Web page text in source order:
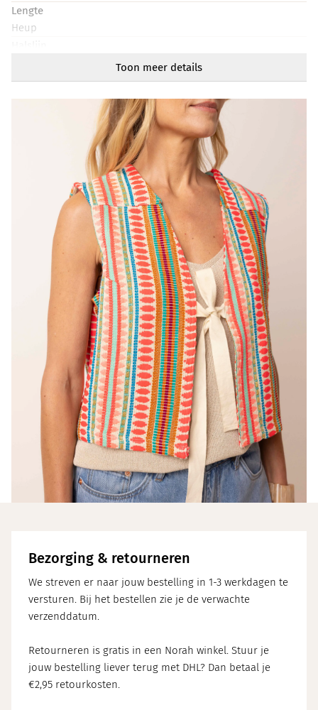
Lengte
Heup
Mouwlengte
Mouwloos
Toon meer details
Bezorging & retourneren
We streven er naar jouw bestelling in 1-3 werkdagen te
versturen. Bij het bestellen zie je de verwachte
verzenddatum.
Retourneren is gratis in een Norah winkel. Stuur je
jouw bestelling liever terug met DHL? Dan betaal je
€2,95 retourkosten.